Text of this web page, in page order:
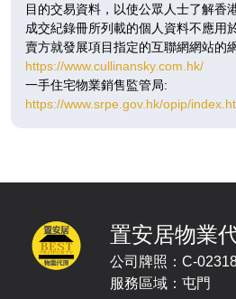
即將發售 已售
A1
908呎
A2
2房
A1
4房(1套)
即將發售
A2
2房
已售
目的交易資料，以使公眾人士了解香
成交紀錄冊所列載的個人資料不應用
賣方就發展項目指定的互聯網網站的
https://www.cullinansky.com.hk/
一手住宅物業銷售監管局:
https://www.srpe.gov.hk/opip/
置安居物業
公司牌照：C-
服務區域：屯門